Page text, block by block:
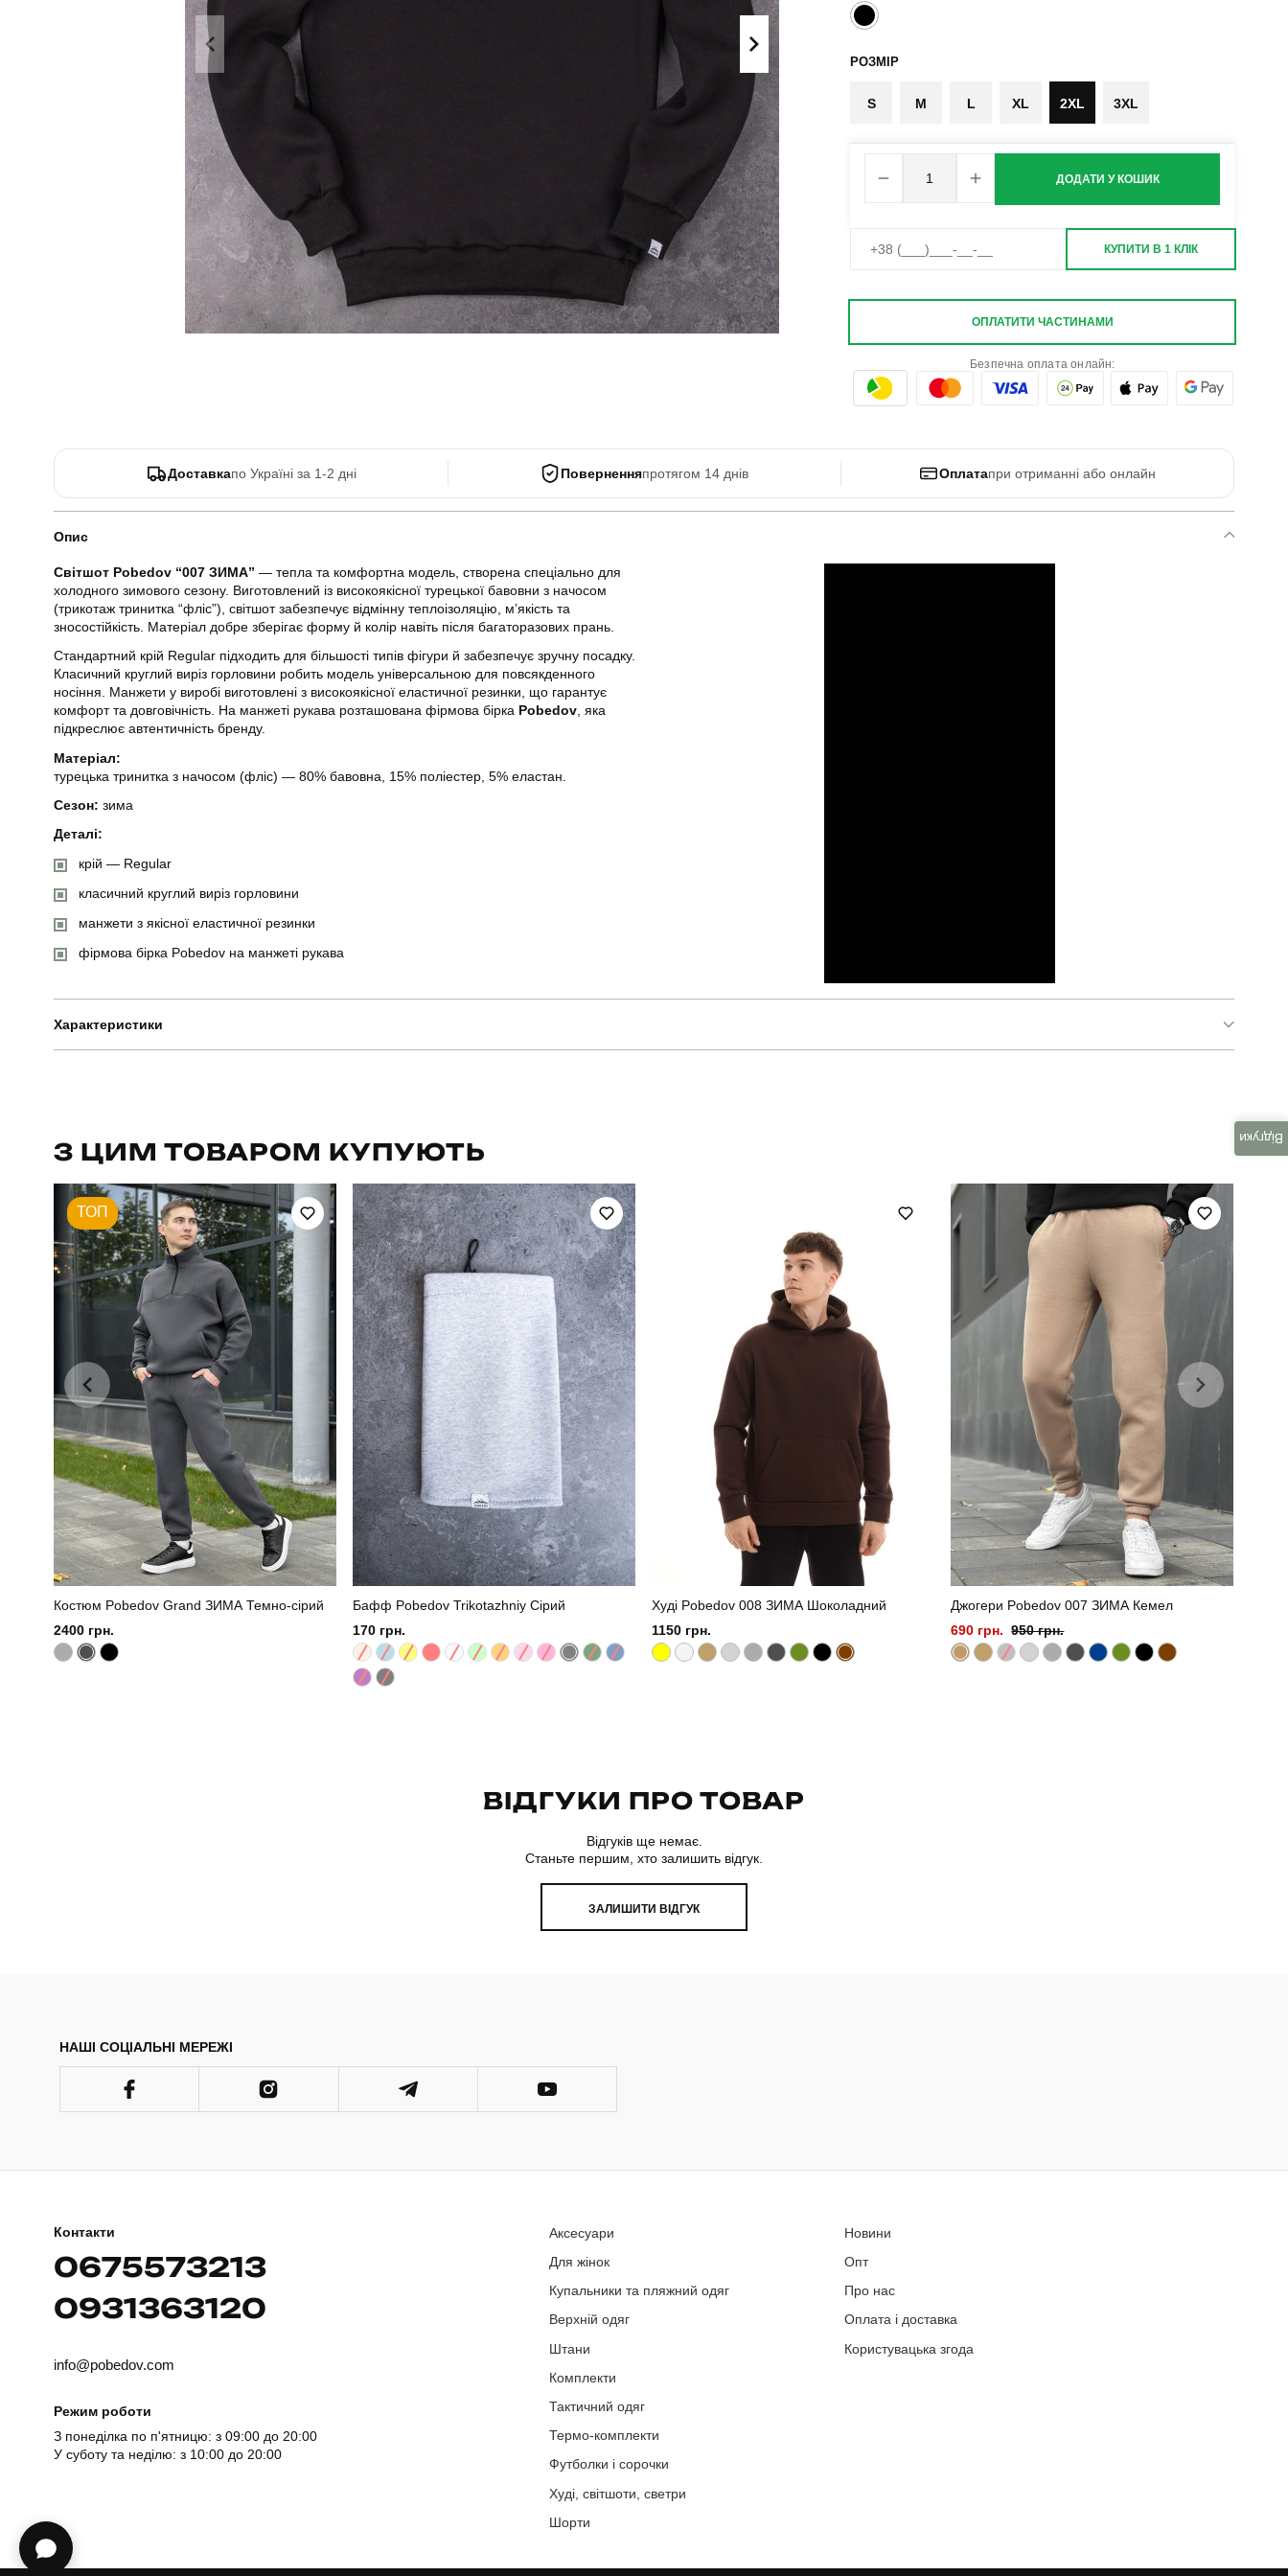
Сорочки
Футболки
ХУДІ, СВІТШОТИ, СВЕТРИ
Светри
Світшоти
Худі
Боді
РОЗМІР
S M L XL 2XL 3XL
ДОДАТИ У КОШИК
КУПИТИ В 1 КЛІК
ОПЛАТИТИ ЧАСТИНАМИ
Безпечна оплата онлайн:
Доставкапо Україні за 1-2 дні Поверненняпротягом 14 днів Оплатапри отриманні або онлайн
Опис
Світшот Pobedov “007 ЗИМА” — тепла та комфортна модель, створена спеціально для
холодного зимового сезону. Виготовлений із високоякісної турецької бавовни з начосом
(трикотаж тринитка “фліс”), світшот забезпечує відмінну теплоізоляцію, м’якість та
зносостійкість. Матеріал добре зберігає форму й колір навіть після багаторазових прань.
Стандартний крій Regular підходить для більшості типів фігури й забезпечує зручну посадку.
Класичний круглий виріз горловини робить модель універсальною для повсякденного
носіння. Манжети у виробі виготовлені з високоякісної еластичної резинки, що гарантує
комфорт та довговічність. На манжеті рукава розташована фірмова бірка Pobedov, яка
підкреслює автентичність бренду.
Матеріал:
турецька тринитка з начосом (фліс) — 80% бавовна, 15% поліестер, 5% еластан.
Сезон: зима
Деталі:
крій — Regular
класичний круглий виріз горловини
манжети з якісної еластичної резинки
фірмова бірка Pobedov на манжеті рукава
Характеристики
Стать
Сезон зима чорний
Матеріал трикотаж із начосом україна
З ЦИМ ТОВАРОМ КУПУЮТЬ
ТОП
Костюм Pobedov Grand ЗИМА Темно-сірий
2400 грн.
Бафф Pobedov Trikotazhniy Сірий
170 грн.
Худі Pobedov 008 ЗИМА Шоколадний
1150 грн.
Джогери Pobedov 007 ЗИМА Кемел
690 грн. 950 грн.
ВІДГУКИ ПРО ТОВАР
Відгуки
Відгуків ще немає.
Станьте першим, хто залишить відгук.
ЗАЛИШИТИ ВІДГУК
НАШІ СОЦІАЛЬНІ МЕРЕЖІ
Контакти
0675573213
0931363120
info@pobedov.com
Режим роботи
З понеділка по п'ятницю: з 09:00 до 20:00
У суботу та неділю: з 10:00 до 20:00
Аксесуари
Для жінок
Купальники та пляжний одяг
Верхній одяг
Штани
Комплекти
Тактичний одяг
Термо-комплекти
Футболки і сорочки
Худі, світшоти, светри
Шорти
Новини
Опт
Про нас
Оплата і доставка
Користувацька згода